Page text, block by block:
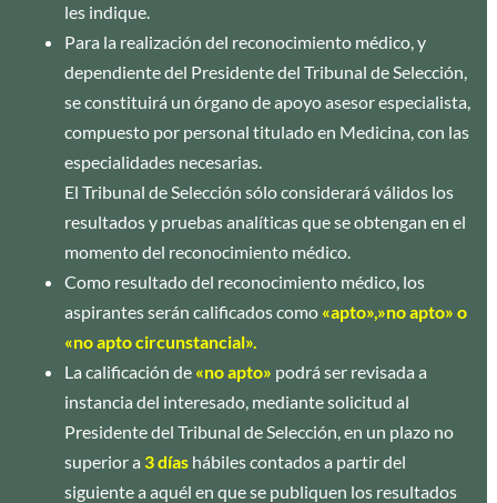
les indique.
Para la realización del reconocimiento médico, y
dependiente del Presidente del Tribunal de Selección,
se constituirá un órgano de apoyo asesor especialista,
compuesto por personal titulado en Medicina, con las
especialidades necesarias.
El Tribunal de Selección sólo considerará válidos los
resultados y pruebas analíticas que se obtengan en el
momento del reconocimiento médico.
Como resultado del reconocimiento médico, los
aspirantes serán calificados como «apto»,»no apto» o
«no apto circunstancial».
La calificación de «no apto» podrá ser revisada a
instancia del interesado, mediante solicitud al
Presidente del Tribunal de Selección, en un plazo no
superior a 3 días hábiles contados a partir del
siguiente a aquél en que se publiquen los resultados